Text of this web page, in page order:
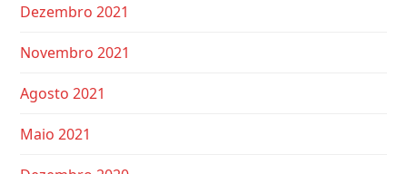
Dezembro 2021
Novembro 2021
Agosto 2021
Maio 2021